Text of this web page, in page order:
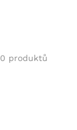
0 produktů